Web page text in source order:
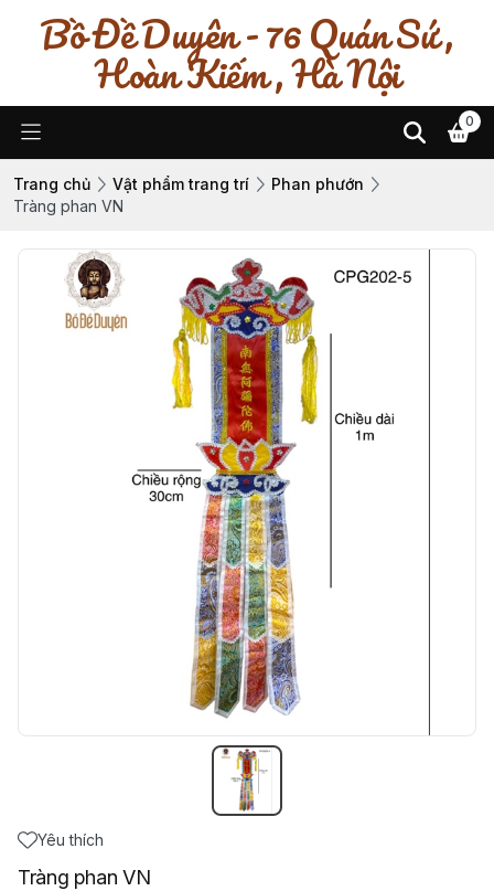
Bồ Đề Duyên - 76 Quán Sứ ,
Hoàn Kiếm , Hà Nội
0
Trang chủ Vật phẩm trang trí
Phan phướn
Tràng phan VN
Yêu thích
Tràng phan VN